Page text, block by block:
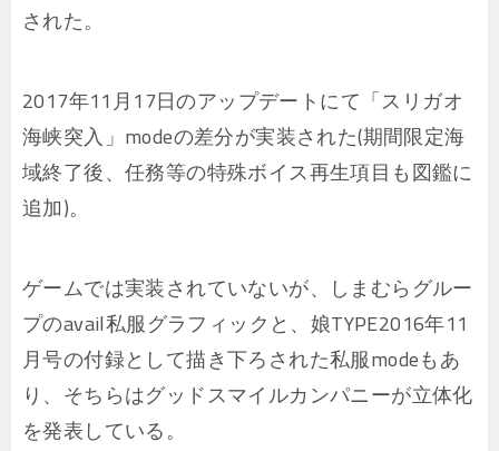
された。
2017年11月17日のアップデートにて「スリガオ
海峡突入」modeの差分が実装された(期間限定海
域終了後、任務等の特殊ボイス再生項目も図鑑に
追加)。
ゲームでは実装されていないが、しまむらグルー
プのavail私服グラフィックと、娘TYPE2016年11
月号の付録として描き下ろされた私服modeもあ
り、そちらはグッドスマイルカンパニーが立体化
を発表している。